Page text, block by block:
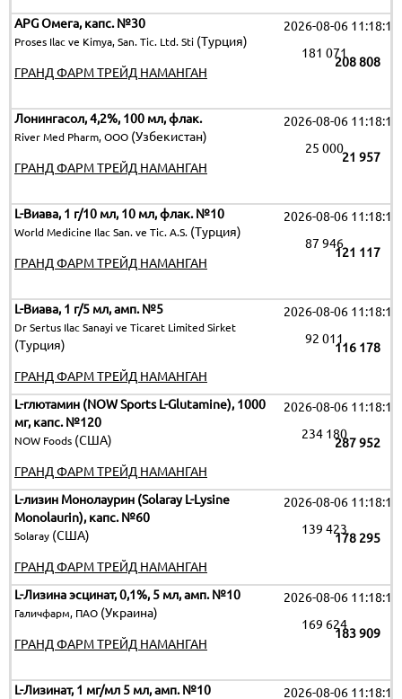
APG Омега, капс. №30
Proses Ilac ve Kimya, San. Tic. Ltd. Sti (Турция)
2026-08-06 11:18:19
208 808
181 071
ГРАНД ФАРМ ТРЕЙД НАМАНГАН
Лонингасол, 4,2%, 100 мл, флак.
River Med Pharm, OOO (Узбекистан)
2026-08-06 11:18:19
21 957
25 000
ГРАНД ФАРМ ТРЕЙД НАМАНГАН
L-Виава, 1 г/10 мл, 10 мл, флак. №10
World Medicine Ilac San. ve Tic. A.S. (Турция)
2026-08-06 11:18:19
121 117
87 946
ГРАНД ФАРМ ТРЕЙД НАМАНГАН
L-Виава, 1 г/5 мл, амп. №5
Dr Sertus Ilac Sanayi ve Ticaret Limited Sirket
(Турция)
2026-08-06 11:18:19
116 178
92 011
ГРАНД ФАРМ ТРЕЙД НАМАНГАН
L-глютамин (NOW Sports L-Glutamine), 1000
мг, капс. №120
NOW Foods (США)
2026-08-06 11:18:19
287 952
234 180
ГРАНД ФАРМ ТРЕЙД НАМАНГАН
L-лизин Монолаурин (Solaray L-Lysine
Monolaurin), капс. №60
Solaray (США)
2026-08-06 11:18:19
178 295
139 423
ГРАНД ФАРМ ТРЕЙД НАМАНГАН
L-Лизина эсцинат, 0,1%, 5 мл, амп. №10
Галичфарм, ПАО (Украина)
2026-08-06 11:18:19
183 909
169 624
ГРАНД ФАРМ ТРЕЙД НАМАНГАН
L-Лизинат, 1 мг/мл 5 мл, амп. №10 2026-08-06 11:18:19